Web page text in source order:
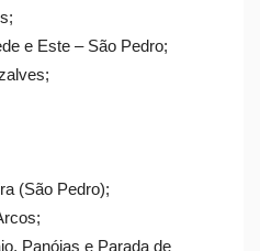
e Este – São Pedro;
(São Pedro);
Panóias e Parada de